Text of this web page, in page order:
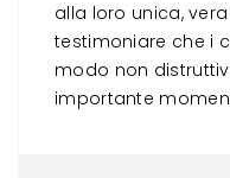
alla loro unica,
testimoniare che i
modo non
importante